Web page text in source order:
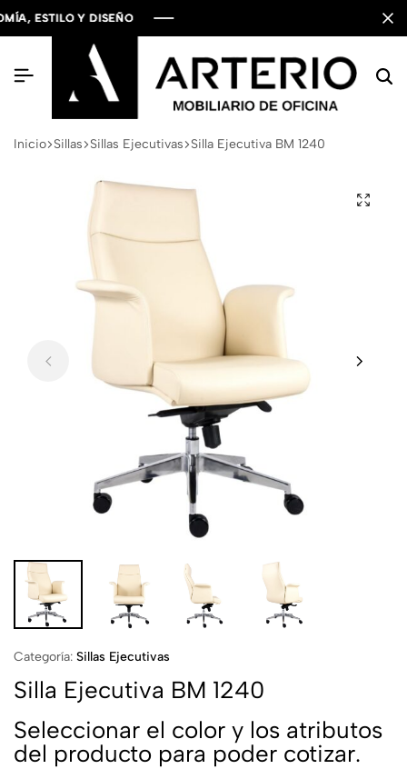
ESTILO Y DISEÑO
ESTILO Y DISEÑO
ESTILO Y DISEÑO
Inicio Sillas Sillas Ejecutivas Silla Ejecutiva BM 1240
Categoría: Sillas Ejecutivas
Silla Ejecutiva BM 1240
Seleccionar el color y los atributos
del producto para poder cotizar.